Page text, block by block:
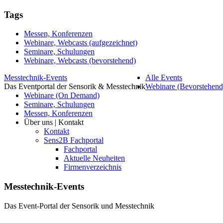
Tags
Messen, Konferenzen
Webinare, Webcasts (aufgezeichnet)
Seminare, Schulungen
Webinare, Webcasts (bevorstehend)
Messtechnik-Events
Das Eventportal der Sensorik & Messtechnik
Alle Events
Webinare
Webinare (On Demand)
Seminare, Schulungen
Messen, Konferenzen
Über uns | Kontakt
Kontakt
Sens2B Fachportal
Fachportal
Aktuelle Neuheiten
Firmenverzeichnis
Messtechnik-Events
Das Event-Portal der Sensorik und Messtechnik